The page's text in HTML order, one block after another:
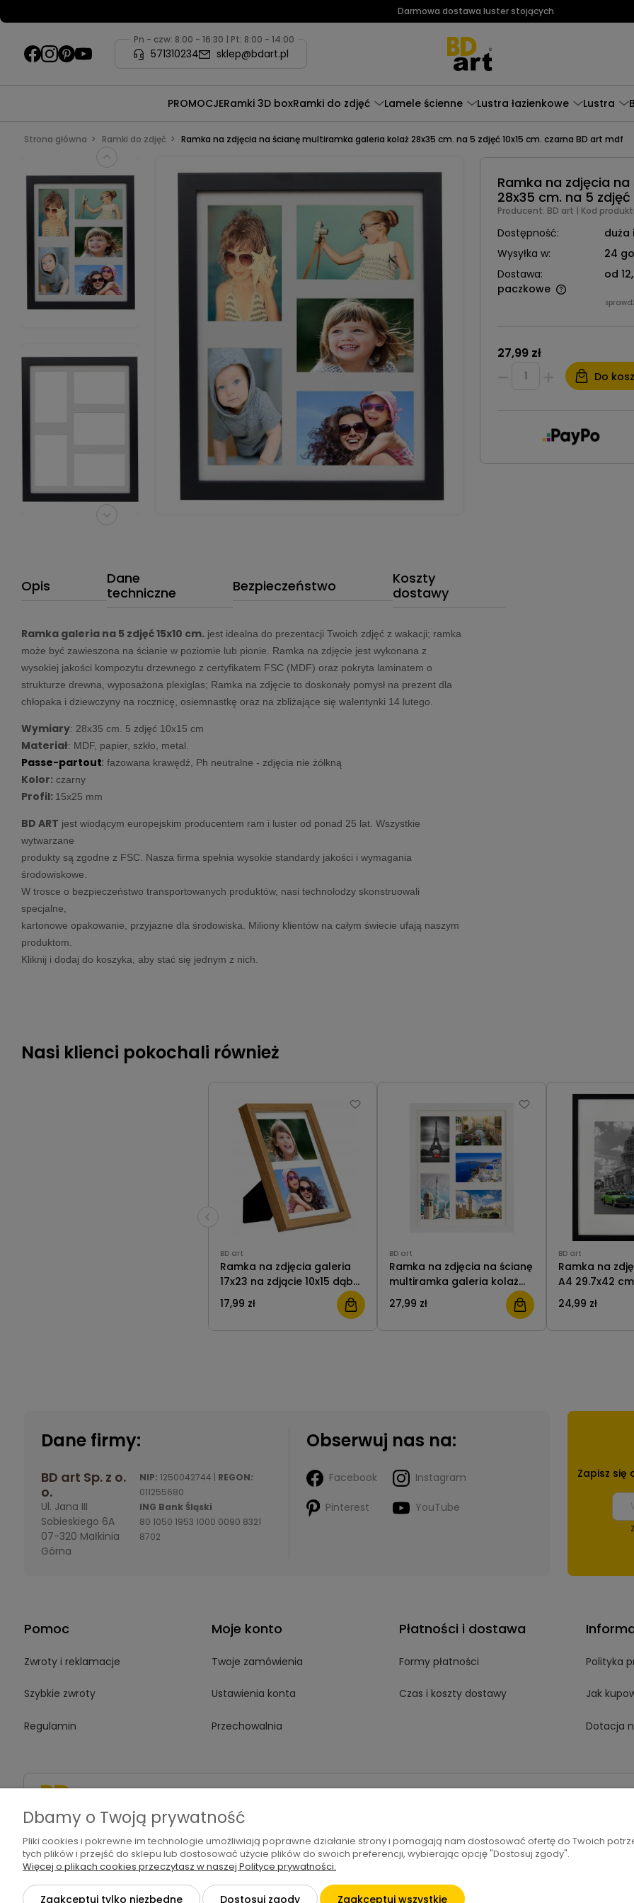
Darmowa dostawa luster stojących
Pn - czw: 8:00 - 16:30 | Pt: 8:00 - 14:00
571310234 sklep@bdart.pl
PROMOCJERamki 3D boxRamki do zdjęć Lamele ścienne Lustra łazienkowe Lustra
Strona główna Ramki do zdjęć Ramka na zdjęcia na ścianę multiramka galeria kolaż 28x35 cm. na 5 zdjęć 10x15 cm. czarna BD art mdf
Opis
Dane
techniczne
Bezpieczeństwo
Koszty
dostawy
Ramka galeria na 5 zdjęć 15x10 cm. jest idealna do prezentacji Twoich zdjęć z wakacji; ramka
może być zawieszona na ścianie w poziomie lub pionie. Ramka na zdjęcie jest wykonana z
wysokiej jakości kompozytu drzewnego z certyfikatem FSC (MDF) oraz pokryta laminatem o
strukturze drewna, wyposażona plexiglas; Ramka na zdjęcie to doskonały pomysł na prezent dla
chłopaka i dziewczyny na rocznicę, osiemnastkę oraz na zbliżające się walentynki 14 lutego.
Wymiary: 28x35 cm. 5 zdjęć 10x15 cm
Materiał: MDF, papier, szkło, metal.
Passe-partout: fazowana krawędź, Ph neutralne - zdjęcia nie żółkną
Kolor: czarny
Profil: 15x25 mm
BD ART jest wiodącym europejskim producentem ram i luster od ponad 25 lat. Wszystkie
wytwarzane
produkty są zgodne z FSC. Nasza firma spełnia wysokie standardy jakości i wymagania
środowiskowe.
W trosce o bezpieczeństwo transportowanych produktów, nasi technolodzy skonstruowali
specjalne,
kartonowe opakowanie, przyjazne dla środowiska. Miliony klientów na całym świecie ufają naszym
produktom.
Kliknij i dodaj do koszyka, aby stać się jednym z nich.
Ramka na zdjęcia
28x35 cm. na 5
Producent: BD art | Kod
Dostępność:
duża
Wysyłka w:
24
Dostawa:
od
paczkowe
27,99 zł
Do
Nasi klienci pokochali również
BD art
Ramka na zdjęcia galeria
17x23 na zdjącie 10x15 dąb
BD art
17,99 zł
BD art
Ramka na zdjęcia na ścianę
multiramka galeria kolaż
28x35 cm. na 5 zdjęć 10x15
cm. biała BD art
27,99 zł
BD art
Ramka na
A4 29.7x42
czarna MDF BD
24,99 zł
Dane firmy:
BD art Sp. z o.
o.
Ul. Jana III
Sobieskiego 6A
07-320 Małkinia
Górna
NIP: 1250042744 | REGON:
011255680
ING Bank Śląski
80 1050 1953 1000 0090 8321
8702
Obserwuj nas na:
Facebook Instagram
Pinterest YouTube
Zapisz się
Pomoc
Zwroty i reklamacje
Szybkie zwroty
Regulamin
Moje konto
Twoje zamówienia
Ustawienia konta
Przechowalnia
Płatności i dostawa
Formy płatności
Czas i koszty dostawy
Polityka
Jak
Dotacja
©2026 Wszelkie Prawa Zastrzeżone | BD art
Sklep internetowy Shoper.pl
Dbamy o Twoją prywatność
Pliki cookies i pokrewne im technologie umożliwiają poprawne działanie strony i pomagają nam dostosować ofertę do Twoich
tych plików i przejść do sklepu lub dostosować użycie plików do swoich preferencji, wybierając opcję "Dostosuj zgody".
Więcej o plikach cookies przeczytasz w naszej Polityce prywatności.
Zaakceptuj tylko niezbędne Dostosuj zgody Zaakceptuj wszystkie